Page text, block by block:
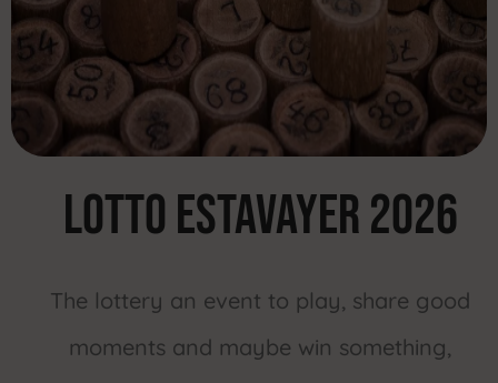
LOTTO Estavayer 2026
The lottery an event to play, share good
moments and maybe win something,